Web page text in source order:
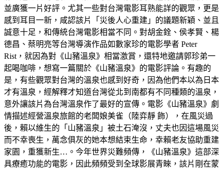
並廣獲一片好評。尤其一些對台灣電影耳熟能詳的觀眾，更是
感到耳目一新，咸認該片「災後人心重建」的議題新穎、並且
誠意十足，和傳統台灣電影相當不同。對胡金銓、侯孝賢、楊
德昌、蔡明亮等台灣導演作品如數家珍的電影學者 Peter
Rist，就因為對《山豬溫泉》相當激賞，還特地邀請郭珍弟一
起喝咖啡，想寫一篇關於《山豬溫泉》的電影評論。有趣的
是，有些觀眾對台灣的溫泉也感到好奇，因為他們本以為日本
才有溫泉，經解釋才知道台灣從北到南都有不同種類的溫泉，
意外讓該片為台灣溫泉作了最好的宣傳。電影《山豬溫泉》劇
情描述經營溫泉旅館的老闆娘美雀（陸弈靜 飾），在風災過
後，賴以維生的「山豬溫泉」被土石淹沒，丈夫也因這場風災
而不幸喪生，萬念俱灰的她本想結束生命，幸賴老友協助重建
家園，重獲新生…。今年世界災難頻傳，《山豬溫泉》這部深
具療癒功能的電影，因此頻頻受到全球影展青睞，該片剛在蒙